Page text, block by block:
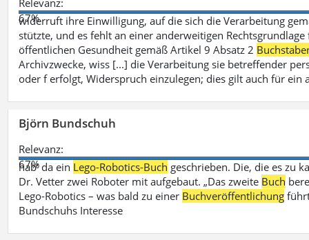
67%
widerruft ihre Einwilligung, auf die sich die Verarbeitung
stützte, und es fehlt an einer anderweitigen
öffentlichen Gesundheit gemäß Artikel 9 Absatz 2
Archivzwecke, wiss [...] die Verarbeitung sie betreffender
oder f erfolgt, Widerspruch einzulegen; dies gilt auch für ein
Björn Bundschuh
Relevanz:
67%
hab‘ da ein Lego-Robotics-Buch geschrieben. Die, die es zu
Dr. Vetter zwei Roboter mit aufgebaut. „Das zweite Buch
Lego-Robotics – was bald zu einer Buchveröffentlichung
Bundschuhs Interesse